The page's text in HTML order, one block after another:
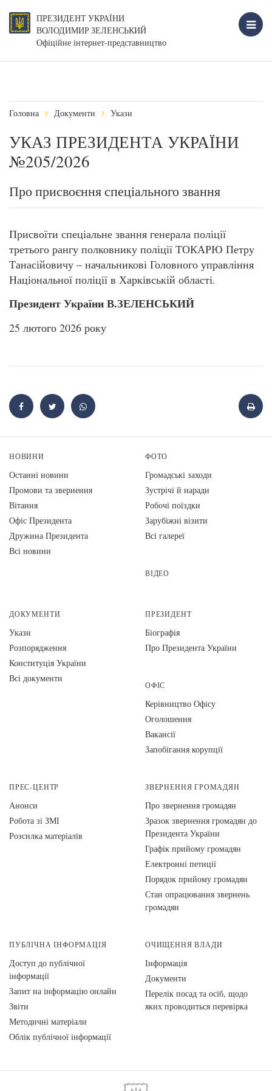
ПРЕЗИДЕНТ УКРАЇНИ
ВОЛОДИМИР ЗЕЛЕНСЬКИЙ
Офіційне інтернет-представництво
Головна Документи Укази
УКАЗ ПРЕЗИДЕНТА УКРАЇНИ
№205/2026
Про присвоєння спеціального звання
Присвоїти спеціальне звання генерала поліції
третього рангу полковнику поліції ТОКАРЮ Петру
Танасійовичу – начальникові Головного управління
Національної поліції в Харківській області.
Президент України В.ЗЕЛЕНСЬКИЙ
25 лютого 2026 року
НОВИНИ
Останні новини
Промови та звернення
Вiтання
Офіс Президента
Дружина Президента
Всі новини
ФОТО
Громадські заходи
Зустрічі й наради
Робочі поїздки
Зарубіжні візити
Всі галереї
ВІДЕО
ДОКУМЕНТИ
Укази
Розпорядження
Конституція України
Всі документи
ПРЕЗИДЕНТ
Біографія
Про Президента України
ОФІС
Керівництво Офісу
Оголошення
Вакансії
Запобігання корупції
ПРЕС-ЦЕНТР
Анонси
Робота зі ЗМІ
Розсилка матеріалів
ЗВЕРНЕННЯ ГРОМАДЯН
Про звернення громадян
Зразок звернення громадян до
Президента України
Графік прийому громадян
Електронні петиції
Порядок прийому громадян
Стан опрацювання звернень
громадян
ПУБЛІЧНА ІНФОРМАЦІЯ
Доступ до публічної
інформації
Запит на інформацію онлайн
Звіти
Методичні матеріали
Облік публічної інформації
ОЧИЩЕННЯ ВЛАДИ
Інформація
Документи
Перелік посад та осіб, щодо
яких проводиться перевірка